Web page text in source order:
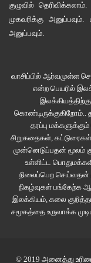
விளங்கிக்கொள்வதில்
சுமத்தமுடியாது.
காணவேண்டியுள்ளது.
தரும். ஒரு
மனத்தைப் பொறுத்தது!
எழுத்தர் -எழுத்தாளர்
எழுதிவருகின்றனர்.
எழுத்து’ என்று
கதைகளை
அரைப்பது’ என்ற கதை
அத்தகைய (எழுத்தர்)
யாரும் இங்கு
குழுவில்
முகவரிக்கு
அனுப்பவும்.
வாசிப்பில் ஆர்வமுள்ள
என்ற பெயரில்
தரப்பு
சிறுகதைகள்,
முன்னெடுப்பதன்
உள்ளிட்ட
நிலைப்பெற செய்வதன்
நிகழ்வுகள் பங்கேற்க
இலக்கியம், கலை
சமூகத்தை உருவாக்க
© 2019 அனைத்து